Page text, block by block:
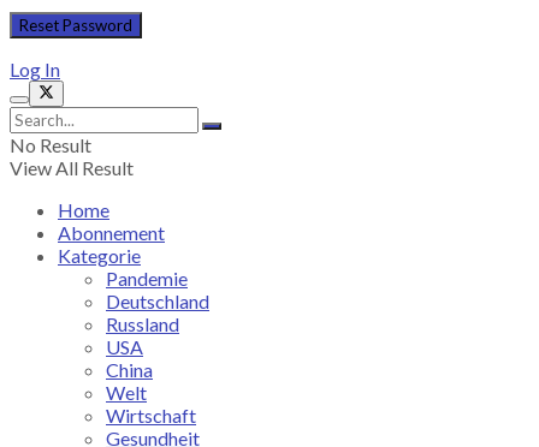
Log In
No Result
View All Result
Home
Abonnement
Kategorie
Pandemie
Deutschland
Russland
USA
China
Welt
Wirtschaft
Gesundheit